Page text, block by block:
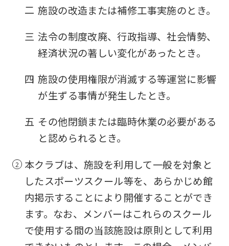
二 施設の改造または補修工事実施のとき。
三 法令の制度改廃、行政指導、社会情勢、
経済状況の著しい変化があったとき。
四 施設の使用権限が消滅する等運営に影響
が生ずる事情が発生したとき。
五 その他閉鎖または臨時休業の必要がある
と認められるとき。
本クラブは、施設を利用して一般を対象と
したスポーツスクール等を、あらかじめ館
内掲示することにより開催することができ
ます。なお、メンバーはこれらのスクール
で使用する間の当該施設は原則として利用
you
understand
this
before
using
service.